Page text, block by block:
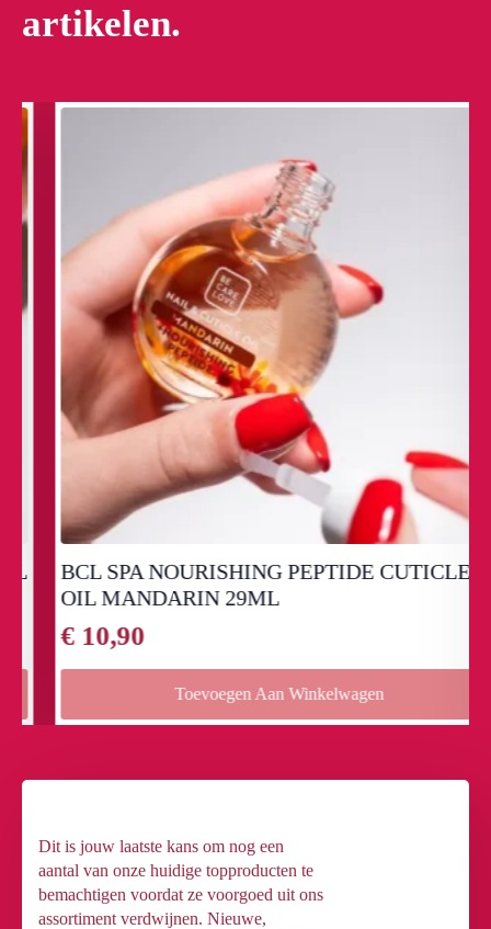
artikelen.
BCL SPA NOURISHING PEPTIDE CUTICLE
OIL MANDARIN 29ML
10,90
Toevoegen Aan Winkelwagen
Dit is jouw laatste kans om nog een
aantal van onze huidige topproducten te
bemachtigen voordat ze voorgoed uit ons
assortiment verdwijnen. Nieuwe,